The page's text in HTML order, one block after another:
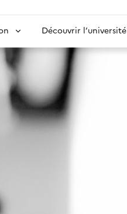
Découvrir l’université